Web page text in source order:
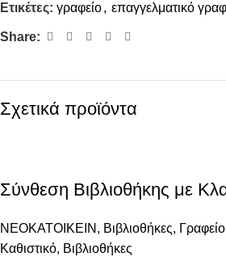
Ετικέτες: γραφείο, επαγγελματικό
Share:
Σχετικά προϊόντα
Σύνθεση Βιβλιοθήκης με
ΝΕΟΚΑΤΟΙΚΕΙΝ , Βιβλιοθήκες, Γραφείο
Καθιστικό, Βιβλιοθήκες